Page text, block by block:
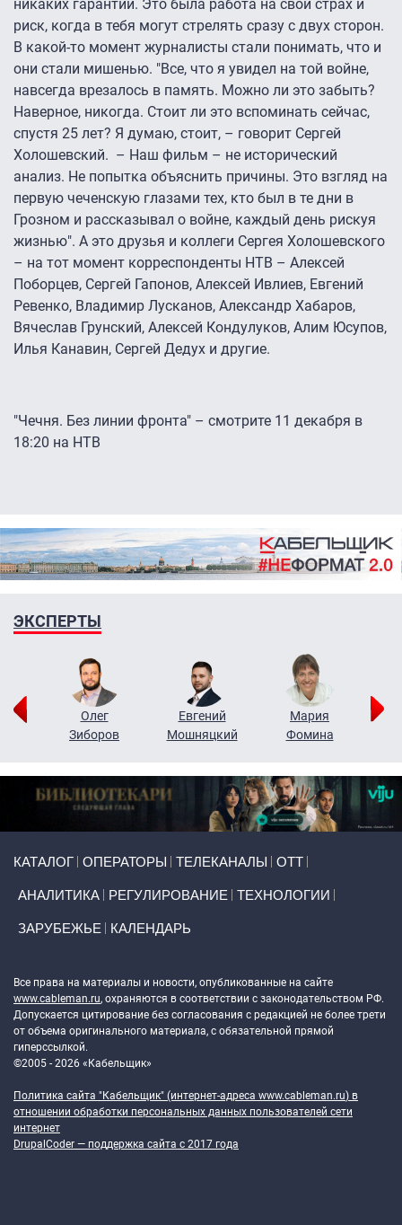
никаких гарантий. Это была работа на свой страх и
риск, когда в тебя могут стрелять сразу с двух сторон.
В какой-то момент журналисты стали понимать, что и
они стали мишенью. "Все, что я увидел на той войне,
навсегда врезалось в память. Можно ли это забыть?
Наверное, никогда. Стоит ли это вспоминать сейчас,
спустя 25 лет? Я думаю, стоит, – говорит Сергей
Холошевский. – Наш фильм – не исторический
анализ. Не попытка объяснить причины. Это взгляд на
первую чеченскую глазами тех, кто был в те дни в
Грозном и рассказывал о войне, каждый день рискуя
жизнью". А это друзья и коллеги Сергея Холошевского
– на тот момент корреспонденты НТВ – Алексей
Поборцев, Сергей Гапонов, Алексей Ивлиев, Евгений
Ревенко, Владимир Лусканов, Александр Хабаров,
Вячеслав Грунский, Алексей Кондулуков, Алим Юсупов,
Илья Канавин, Сергей Дедух и другие.
"Чечня. Без линии фронта" – смотрите 11 декабря в
18:20 на НТВ
ЭКСПЕРТЫ
Олег
Зиборов
Евгений
Мошняцкий
Мария
Фомина
КАТАЛОГ ОПЕРАТОРЫ ТЕЛЕКАНАЛЫ ОТТ
АНАЛИТИКА РЕГУЛИРОВАНИЕ ТЕХНОЛОГИИ
ЗАРУБЕЖЬЕ КАЛЕНДАРЬ
Все права на материалы и новости, опубликованные на сайте
www.cableman.ru, охраняются в соответствии с законодательством РФ.
Допускается цитирование без согласования с редакцией не более трети
от объема оригинального материала, с обязательной прямой
гиперссылкой.
©2005 - 2026 «Кабельщик»
Политика сайта "Кабельщик" (интернет-адреса www.cableman.ru) в
отношении обработки персональных данных пользователей сети
интернет
DrupalCoder — поддержка сайта c 2017 года